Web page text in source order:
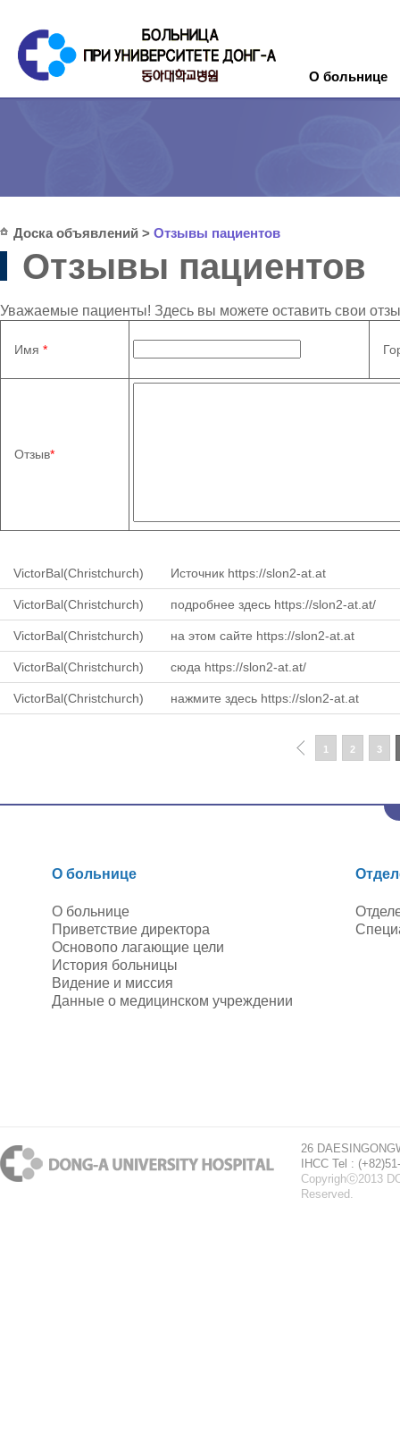
О больнице
Доска объявлений > Отзывы пациентов
Отзывы пациентов
Уважаемые пациенты! Здесь вы можете оставить свои
Имя *
Отзыв*
VictorBal(Christchurch) Источник https://slon2-at.at
VictorBal(Christchurch) подробнее здесь https://slon2-at.at/
VictorBal(Christchurch) на этом сайте https://slon2-at.at
VictorBal(Christchurch) сюда https://slon2-at.at/
VictorBal(Christchurch) нажмите здесь https://slon2-at.at
1 2 3
О больнице
О больнице
Приветствие директора
Основопо лагающие цели
История больницы
Видение и миссия
Данные о медицинском учреждении
26
IHCC Tel :
Copyrighⓒ2013
Reserved.